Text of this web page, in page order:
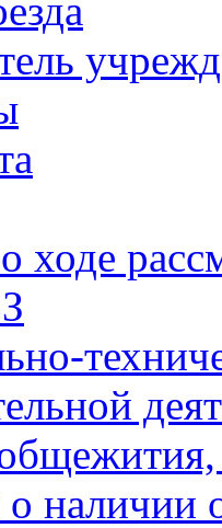
ходе
о наличии